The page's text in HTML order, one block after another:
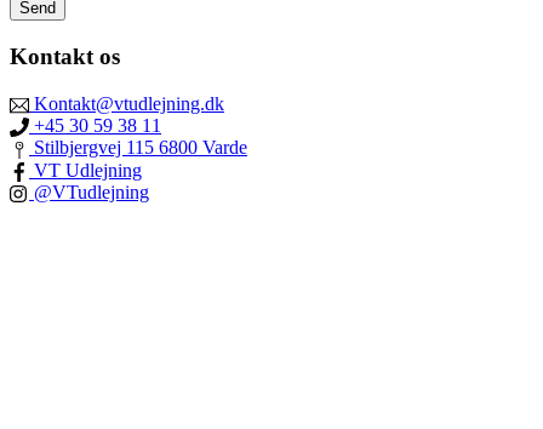
Send
Kontakt os
Kontakt@vtudlejning.dk
+45 30 59 38 11
Stilbjergvej 115 6800 Varde
VT Udlejning
@VTudlejning